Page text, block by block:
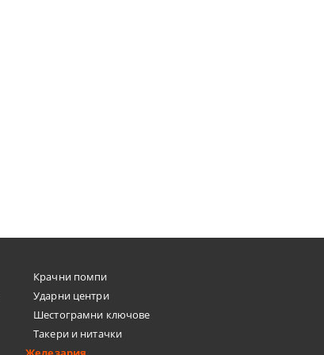
Крачни помпи
Ударни центри
Шестограмни ключове
Такери и нитачки